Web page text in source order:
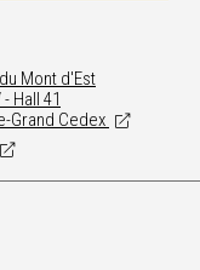
Mont d'Est
Hall 41
Grand Cedex